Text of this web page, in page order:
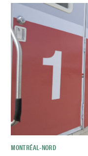
MONTRÉAL-NORD